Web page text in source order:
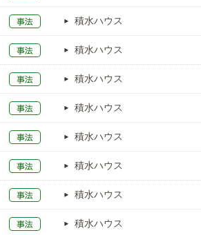
積水ハウス
積水ハウス
積水ハウス
積水ハウス
積水ハウス
積水ハウス
積水ハウス
積水ハウス